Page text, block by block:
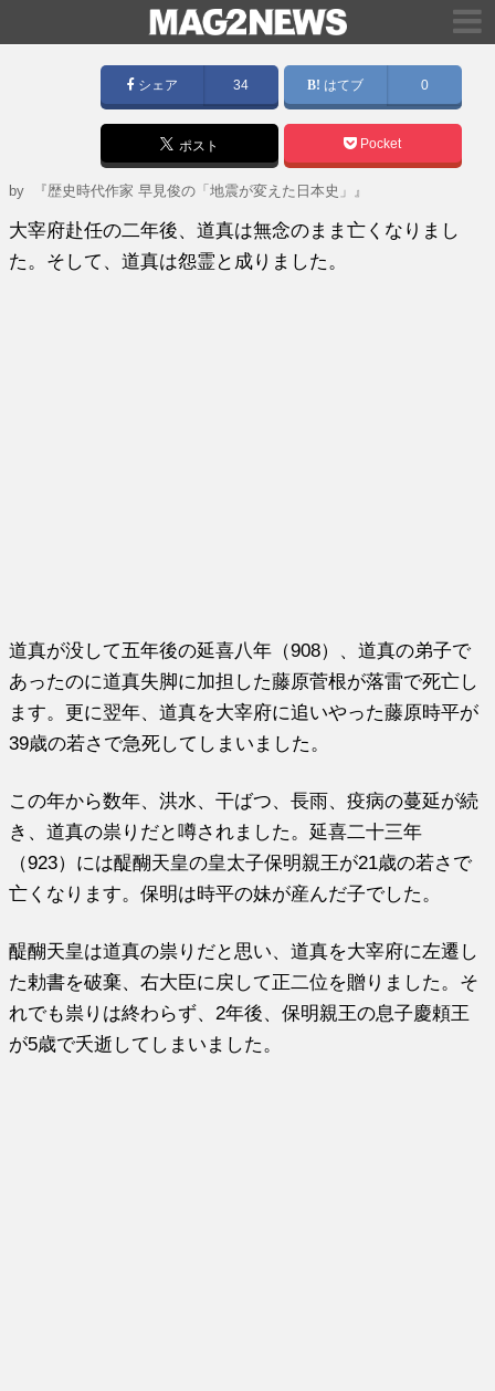
シェア 34 はてブ 0
ポスト Pocket
by 『歴史時代作家 早見俊の「地震が変えた日本史」』
大宰府赴任の二年後、道真は無念のまま亡くなりまし
た。そして、道真は怨霊と成りました。
道真が没して五年後の延喜八年（908）、道真の弟子で
あったのに道真失脚に加担した藤原菅根が落雷で死亡し
ます。更に翌年、道真を大宰府に追いやった藤原時平が
39歳の若さで急死してしまいました。
この年から数年、洪水、干ばつ、長雨、疫病の蔓延が続
き、道真の祟りだと噂されました。延喜二十三年
（923）には醍醐天皇の皇太子保明親王が21歳の若さで
亡くなります。保明は時平の妹が産んだ子でした。
醍醐天皇は道真の祟りだと思い、道真を大宰府に左遷し
た勅書を破棄、右大臣に戻して正二位を贈りました。そ
れでも祟りは終わらず、2年後、保明親王の息子慶頼王
が5歳で夭逝してしまいました。